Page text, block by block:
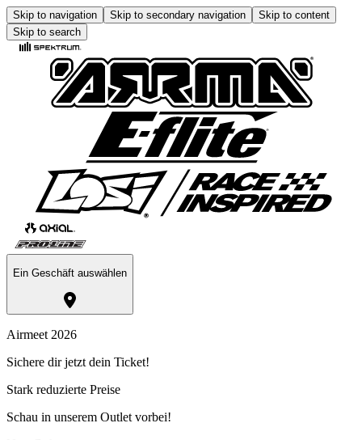
Skip to navigation Skip to secondary navigation
Skip to content
Skip to search
Ein Geschäft auswählen
Airmeet 2026
Sichere dir jetzt dein Ticket!
Stark reduzierte Preise
Schau in unserem Outlet vorbei!